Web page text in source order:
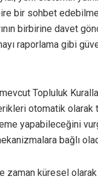
bir sohbet
birbirine davet
raporlama gibi
Topluluk
otomatik olarak
yapabileceğini
bağlı
küresel